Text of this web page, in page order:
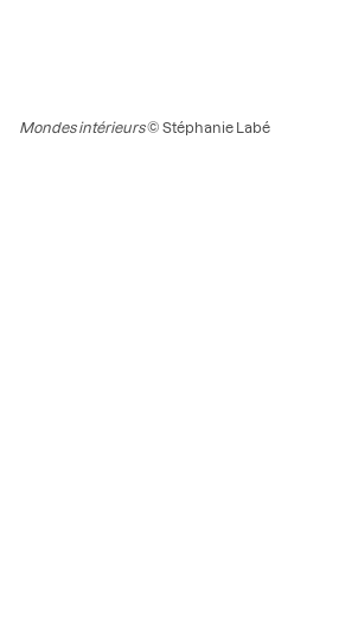
Mondes intérieurs© Stéphanie Labé